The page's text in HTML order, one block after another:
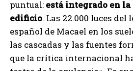
puntual: está integrado en
edificio. Las 22.000 luces del
español de Macael en los
las cascadas y las fuentes
que la crítica internacional